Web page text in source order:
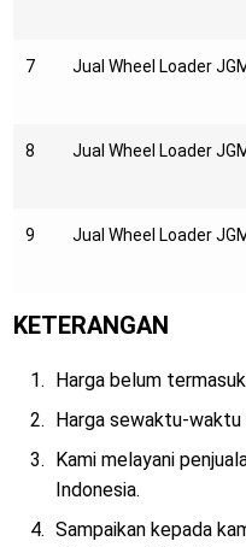
7 Jual Wheel Loader
8 Jual Wheel Loader
9 Jual Wheel Loader
KETERANGAN
Harga belum
Harga sewaktu-waktu
Kami melayani
Indonesia.
Sampaikan kepada